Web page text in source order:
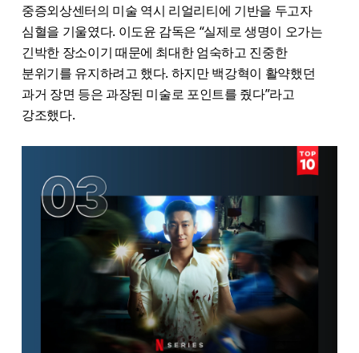
중증외상센터의 미술 역시 리얼리티에 기반을 두고자
심혈을 기울였다. 이도윤 감독은 “실제로 생명이 오가는
긴박한 장소이기 때문에 최대한 엄숙하고 진중한
분위기를 유지하려고 했다. 하지만 백강혁이 활약했던
과거 장면 등은 과장된 미술로 포인트를 줬다”라고
강조했다.